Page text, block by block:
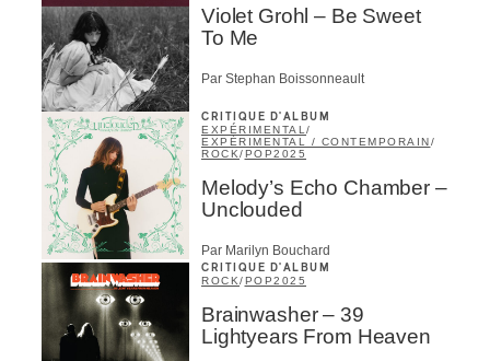
Violet Grohl – Be Sweet
To Me
Par Stephan Boissonneault
CRITIQUE D'ALBUM
EXPÉRIMENTAL/
EXPÉRIMENTAL / CONTEMPORAIN/
ROCK/POP2025
Melody’s Echo Chamber –
Unclouded
Par Marilyn Bouchard
CRITIQUE D'ALBUM
ROCK/POP2025
Brainwasher – 39
Lightyears From Heaven